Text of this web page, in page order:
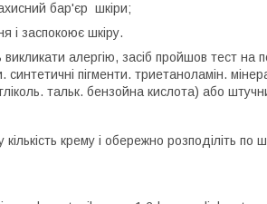
бар'єр шкіри;
і заспокоює шкіру.
викликати алергію, засіб пройшов тест на
пігменти. триетаноламін.
тальк. бензойна кислота) або
крему і обережно розподіліть по